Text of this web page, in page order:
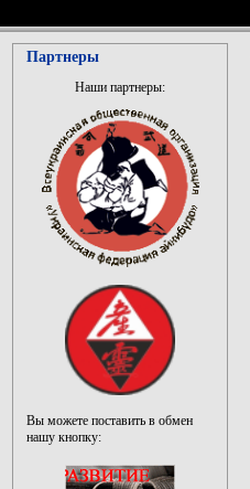
Партнеры
Наши партнеры:
Вы можете поставить в обмен
нашу кнопку: